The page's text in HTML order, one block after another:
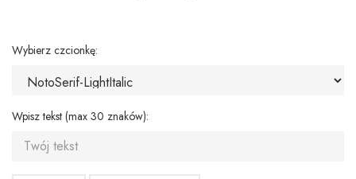
Wybierz czcionkę:
Wpisz tekst (max 30 znaków):